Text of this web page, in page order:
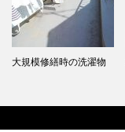
大規模修繕時の洗濯物